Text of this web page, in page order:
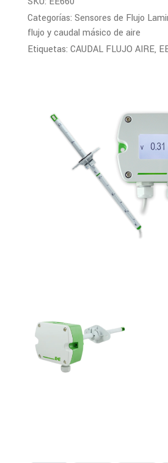
Categorías: Sensores de Flujo
flujo y caudal másico de aire
Etiquetas: CAUDAL FLUJO AIRE,